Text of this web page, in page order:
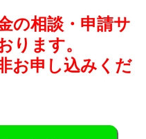
の相談・申請サ
ります。
お申し込みくだ